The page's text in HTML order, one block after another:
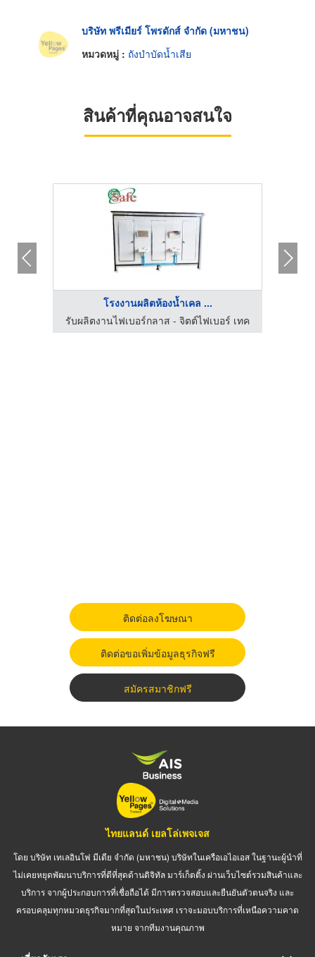
บริษัท พรีเมียร์ โพรดักส์ จำกัด (มหาชน)
หมวดหมู่ : ถังบำบัดน้ำเสีย
สินค้าที่คุณอาจสนใจ
โรงงานผลิตห้องน้ำเคล ...
รับผลิตงานไฟเบอร์กลาส - จิตต์ไฟเบอร์ เทค
ติดต่อลงโฆษณา
ติดต่อขอเพิ่มข้อมูลธุรกิจฟรี
สมัครสมาชิกฟรี
ไทยแลนด์ เยลโล่เพจเจส
โดย บริษัท เทเลอินโฟ มีเดีย จำกัด (มหาชน) บริษัทในเครือเอไอเอส ในฐานะผู้นำที่
ไม่เคยหยุดพัฒนาบริการที่ดีที่สุดด้านดิจิทัล มาร์เก็ตติ้ง ผ่านเว็บไซต์รวมสินค้าและ
บริการ จากผู้ประกอบการที่เชื่อถือได้ มีการตรวจสอบและยืนยันตัวตนจริง และ
ครอบคลุมทุกหมวดธุรกิจมากที่สุดในประเทศ เราจะมอบบริการที่เหนือความคาด
หมาย จากทีมงานคุณภาพ